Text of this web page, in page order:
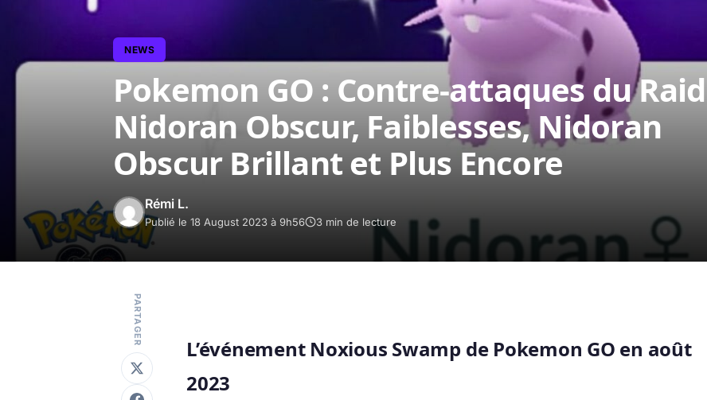
NEWS
Pokemon GO : Contre-attaques du Raid
Nidoran Obscur, Faiblesses, Nidoran
Obscur Brillant et Plus Encore
Rémi L.
Publié le 18 August 2023 à 9h56 3 min de lecture
PARTAGER
L’événement Noxious Swamp de Pokemon GO en août
2023